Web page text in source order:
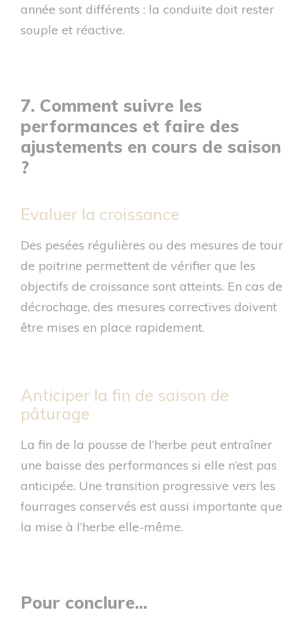
année sont différents : la conduite doit rester
souple et réactive.
7. Comment suivre les
performances et faire des
ajustements en cours de saison
?
Evaluer la croissance
Des pesées régulières ou des mesures de tour
de poitrine permettent de vérifier que les
objectifs de croissance sont atteints. En cas de
décrochage, des mesures correctives doivent
être mises en place rapidement.
Anticiper la fin de saison de
pâturage
La fin de la pousse de l’herbe peut entraîner
une baisse des performances si elle n’est pas
anticipée. Une transition progressive vers les
fourrages conservés est aussi importante que
la mise à l’herbe elle-même.
Pour conclure...